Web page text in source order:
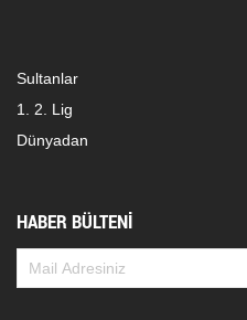
Sultanlar
1. 2. Lig
Dünyadan
HABER BÜLTENİ